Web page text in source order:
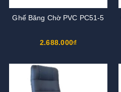
Ghế Băng Chờ PVC PC51-5
2.688.000₫